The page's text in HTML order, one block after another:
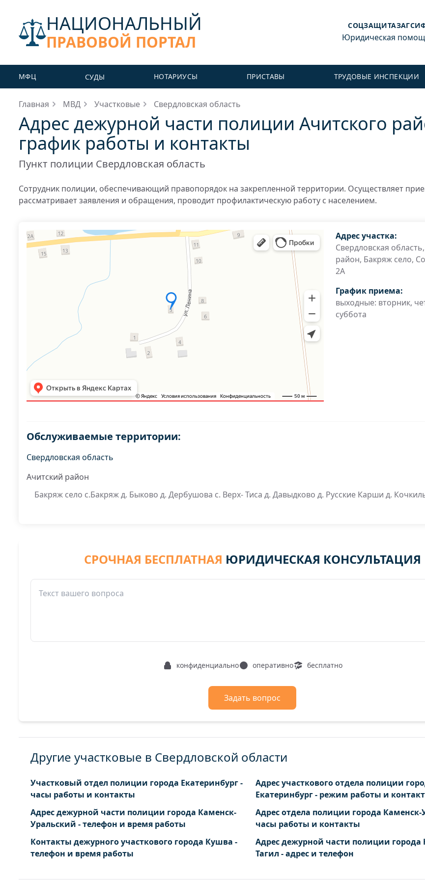
НАЦИОНАЛЬНЫЙ
ПРАВОВОЙ ПОРТАЛ
СОЦЗАЩИТАЗАГС
Юридическая
МФЦ СУДЫ НОТАРИУСЫ ПРИСТАВЫ ТРУДОВЫЕ ИНСПЕКЦИИ
Главная МВД Участковые Свердловская область
Адрес дежурной части полиции Ачитского
график работы и контакты
Пункт полиции Свердловская область
Сотрудник полиции, обеспечивающий правопорядок на закрепленной территории. Осуществляет
рассматривает заявления и обращения, проводит профилактическую работу с населением.
Адрес участка:
Свердловская
район, Бакряж село,
2А
График приема:
выходные: вторник,
суббота
Обслуживаемые территории:
Свердловская область
Ачитский район
Бакряж село с.Бакряж д. Быково д. Дербушова с. Верх- Тиса д. Давыдково д. Русские Карши д.
СРОЧНАЯ БЕСПЛАТНАЯ ЮРИДИЧЕСКАЯ КОНСУЛЬТАЦИЯ
конфиденциально оперативно бесплатно
Задать вопрос
Другие участковые в Свердловской области
Участковый отдел полиции города Екатеринбург -
часы работы и контакты
Адрес участкового отдела полиции
Екатеринбург - режим работы и
Адрес дежурной части полиции города Каменск-
Уральский - телефон и время работы
Адрес отдела полиции города Каменск-
часы работы и контакты
Контакты дежурного участкового города Кушва -
телефон и время работы
Адрес дежурной части полиции
Тагил - адрес и телефон